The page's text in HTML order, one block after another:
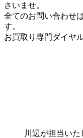
さいませ。
全てのお問い合わせ
す。
お買取り専門ダイヤ
川辺が担当いた